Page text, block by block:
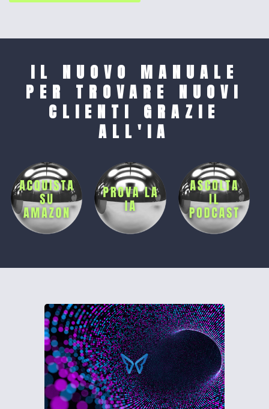
IL NUOVO MANUALE
PER TROVARE NUOVI
CLIENTI GRAZIE
ALL'IA